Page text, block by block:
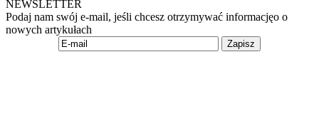
NEWSLETTER
Podaj nam swój e-mail, jeśli chcesz otrzymywać informacjęo o
nowych artykułach
Zapisz